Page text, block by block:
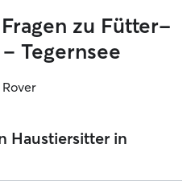
zu Fütter-
Tegernsee
Haustiersitter in